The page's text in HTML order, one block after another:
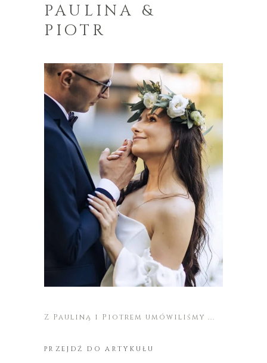
PAULINA &
PIOTR
Z Pauliną i Piotrem umówiliśmy
PRZEJDŹ DO ARTYKUŁU